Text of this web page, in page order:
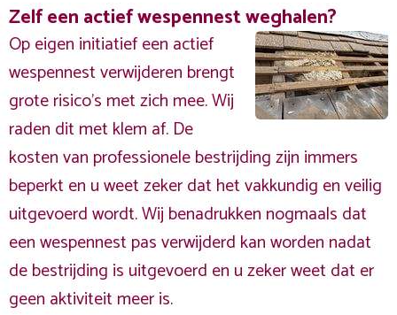
Zelf een actief wespennest weghalen?
Op eigen initiatief een actief
wespennest verwijderen brengt
grote risico’s met zich mee. Wij
raden dit met klem af. De
kosten van professionele bestrijding zijn immers
beperkt en u weet zeker dat het vakkundig en veilig
uitgevoerd wordt. Wij benadrukken nogmaals dat
een wespennest pas verwijderd kan worden nadat
de bestrijding is uitgevoerd en u zeker weet dat er
geen aktiviteit meer is.